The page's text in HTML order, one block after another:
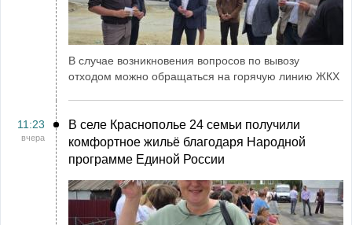
В случае возникновения вопросов по вывозу
отходом можно обращаться на горячую линию ЖКХ
11:23
вчера
В селе Краснополье 24 семьи получили
комфортное жильё благодаря Народной
программе Единой России